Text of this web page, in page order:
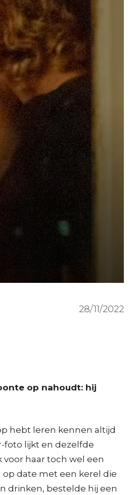
28/11/2022
op nahoudt: hij
hebt leren kennen altijd
foto lijkt en dezelfde
haar toch wel een
date met een kerel die
drinken, bestelde hij een